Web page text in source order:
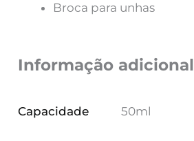
Broca para unhas
Informação adicional
Capacidade 50ml